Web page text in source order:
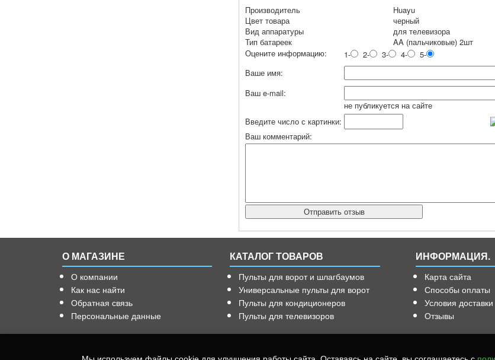
Производитель
Huayu
Цвет товара
черный
Вид аппаратуры
для телевизора
Тип батареек
AA (пальчиковые) 2шт
Оцените информацию:
1- 2- 3- 4-
5-
Ваше имя:
Ваш e-mail:
не публикуется на сайте
Введите число с картинки:
Ваш комментарий:
О МАГАЗИНЕ
О компании
Как нас найти
Обратная связь
Персональные данные
КАТАЛОГ ТОВАРОВ
Пульты для ворот и шлагбаумов
Универсальные пульты для ворот
Пульты для кондиционеров
Пульты для телевизоров
ИНФОРМАЦИЯ.
Карта сайта
Способы оплаты
Условия доставки
Отзывы